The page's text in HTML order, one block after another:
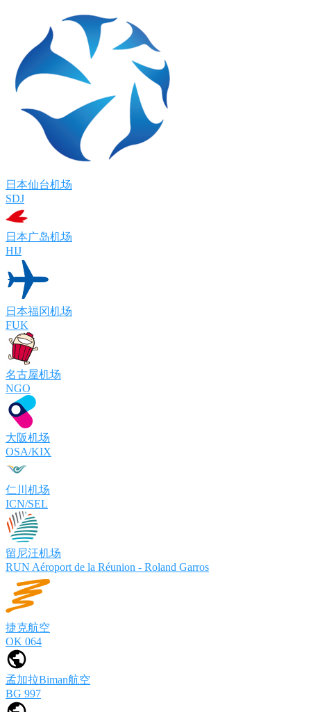
日本仙台机场
SDJ
日本广岛机场
HIJ
日本福冈机场
FUK
名古屋机场
NGO
大阪机场
OSA/KIX
仁川机场
ICN/SEL
留尼汪机场
RUN Aéroport de la Réunion - Roland Garros
捷克航空
OK 064
孟加拉Biman航空
BG 997